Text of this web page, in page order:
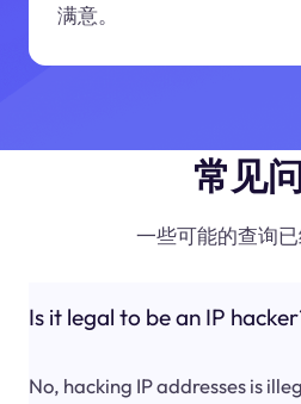
满意。
常见
一些可能的查询
Is it legal to be an IP
No, hacking IP addresses is